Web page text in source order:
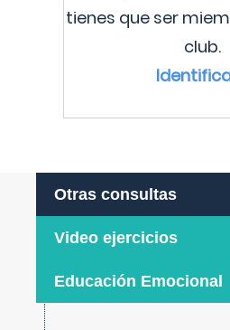
tienes que ser
club.
Otras consultas
Video ejercicios
Educación Emocional